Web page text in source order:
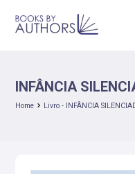
INFÂNCIA
Home Livro - INFÂNCIA